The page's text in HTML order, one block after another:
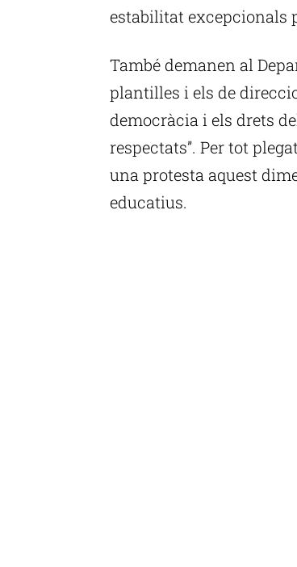
estabilitat excepcionals
També demanen al
plantilles i els de
democràcia i els drets
respectats”. Per tot
una protesta aquest
educatius.